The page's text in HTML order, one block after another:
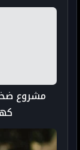
مشروع ضخم